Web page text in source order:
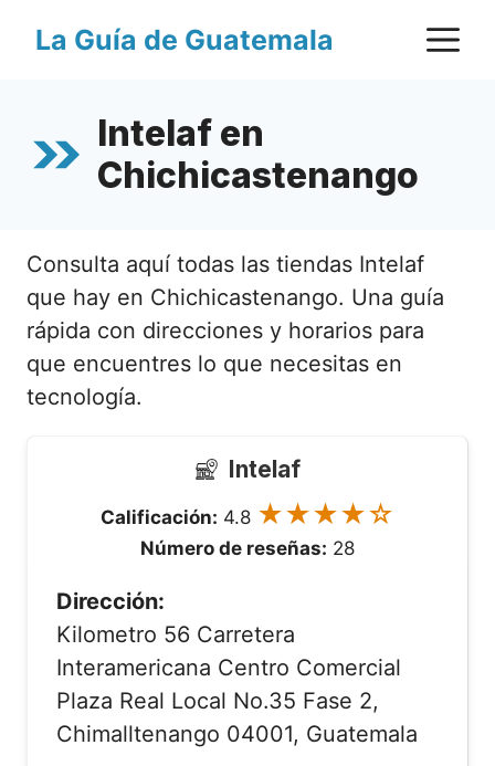
La Guía de Guatemala
Intelaf en
Chichicastenango
Consulta aquí todas las tiendas Intelaf
que hay en Chichicastenango. Una guía
rápida con direcciones y horarios para
que encuentres lo que necesitas en
tecnología.
Intelaf
Calificación: 4.8 ★★★★☆
Número de reseñas: 28
Dirección:
Kilometro 56 Carretera
Interamericana Centro Comercial
Plaza Real Local No.35 Fase 2,
Chimalltenango 04001, Guatemala